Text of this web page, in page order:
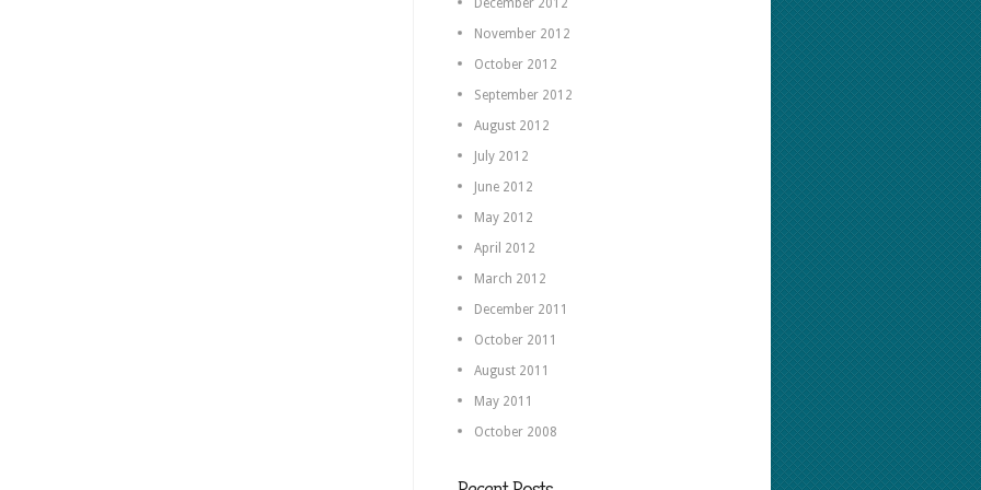
December 2012
November 2012
October 2012
September 2012
August 2012
July 2012
June 2012
May 2012
April 2012
March 2012
December 2011
October 2011
August 2011
May 2011
October 2008